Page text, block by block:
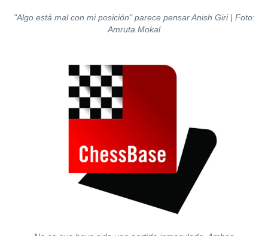
"Algo está mal con mi posición" parece pensar Anish Giri | Foto:
Amruta Mokal